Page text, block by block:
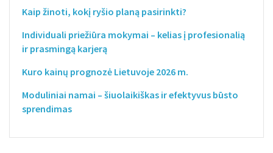
Kaip žinoti, kokį ryšio planą pasirinkti?
Individuali priežiūra mokymai – kelias į profesionalią
ir prasmingą karjerą
Kuro kainų prognozė Lietuvoje 2026 m.
Moduliniai namai – šiuolaikiškas ir efektyvus būsto
sprendimas